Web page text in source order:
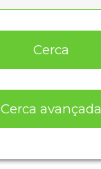
Cerca
Cerca avançada